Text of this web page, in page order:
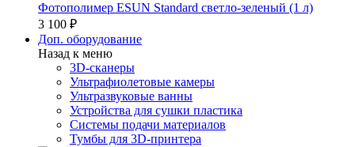
Фотополимер ESUN Standard светло-зеленый (1 л)
3 100 ₽
Доп. оборудование
Назад к меню
3D-сканеры
Ультрафиолетовые камеры
Ультразвуковые ванны
Устройства для сушки пластика
Системы подачи материалов
Тумбы для 3D-принтера